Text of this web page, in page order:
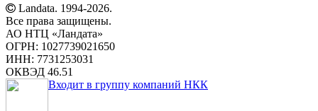
Landata. 1994-2026.
Все права защищены.
АО НТЦ «Ландата»
ОГРН: 1027739021650
ИНН: 7731253031
ОКВЭД 46.51
Входит в группу компаний НКК